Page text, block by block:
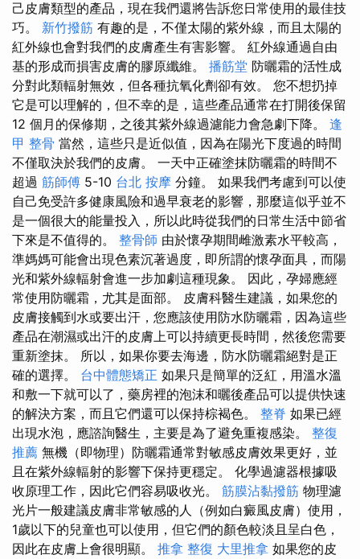
己皮膚類型的產品，現在我們還將告訴您日常使用的最佳技
巧。 新竹撥筋 有趣的是，不僅太陽的紫外線，而且太陽的
紅外線也會對我們的皮膚產生有害影響。 紅外線通過自由
基的形成而損害皮膚的膠原纖維。 播筋堂 防曬霜的活性成
分對此類輻射無效，但各種抗氧化劑卻有效。 您不想扔掉
它是可以理解的，但不幸的是，這些產品通常在打開後保留
12 個月的保修期，之後其紫外線過濾能力會急劇下降。 逢
甲 整骨 當然，這些只是近似值，因為在陽光下度過的時間
不僅取決於我們的皮膚。 一天中正確塗抹防曬霜的時間不
超過 筋師傅 5-10 台北 按摩 分鐘。 如果我們考慮到可以使
自己免受許多健康風險和過早衰老的影響，那麼這似乎並不
是一個很大的能量投入，所以此時從我們的日常生活中節省
下來是不值得的。 整骨師 由於懷孕期間雌激素水平較高，
準媽媽可能會出現色素沉著過度，即所謂的懷孕面具，而陽
光和紫外線輻射會進一步加劇這種現象。 因此，孕婦應經
常使用防曬霜，尤其是面部。 皮膚科醫生建議，如果您的
皮膚接觸到水或要出汗，您應該使用防水防曬霜，因為這些
產品在潮濕或出汗的皮膚上可以持續更長時間，然後您需要
重新塗抹。 所以，如果你要去海邊，防水防曬霜絕對是正
確的選擇。 台中體態矯正 如果只是簡單的泛紅，用溫水溫
和敷一下就可以了，藥房裡的泡沫和曬後產品可以提供快速
的解決方案，而且它們還可以保持棕褐色。 整脊 如果已經
出現水泡，應諮詢醫生，主要是為了避免重複感染。 整復
推薦 無機（即物理）防曬霜通常對敏感皮膚效果更好，並
且在紫外線輻射的影響下保持更穩定。 化學過濾器根據吸
收原理工作，因此它們容易吸收光。 筋膜沾黏撥筋 物理濾
光片一般建議皮膚非常敏感的人（例如白癜風皮膚）使用，
1歲以下的兒童也可以使用，但它們的顏色較淡且呈白色，
因此在皮膚上會很明顯。 推拿 整復 大里推拿 如果您的皮